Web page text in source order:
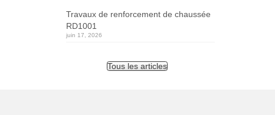
Travaux de renforcement de chaussée
RD1001
juin 17, 2026
Tous les articles